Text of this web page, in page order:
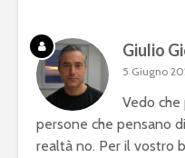
Giulio
5 Giugno
Vedo
persone che pensano
realtà no. Per il vostro